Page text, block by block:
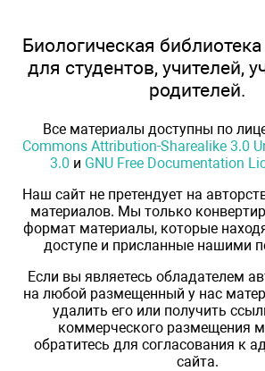
Биологическая
для студентов, учителей,
родителей.
Все материалы доступны по
Commons Attribution-Sharealike 3.0
3.0 и GNU Free Documentation
Наш сайт не претендует на
материалов. Мы только
формат материалы, которые
доступе и присланные нашими
Если вы являетесь обладателем
на любой размещенный у нас
удалить его или получить
коммерческого размещения
обратитесь для согласования к
сайта.